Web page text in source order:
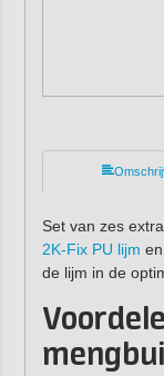
Set van zes
2K-Fix PU lijm
de lijm in de